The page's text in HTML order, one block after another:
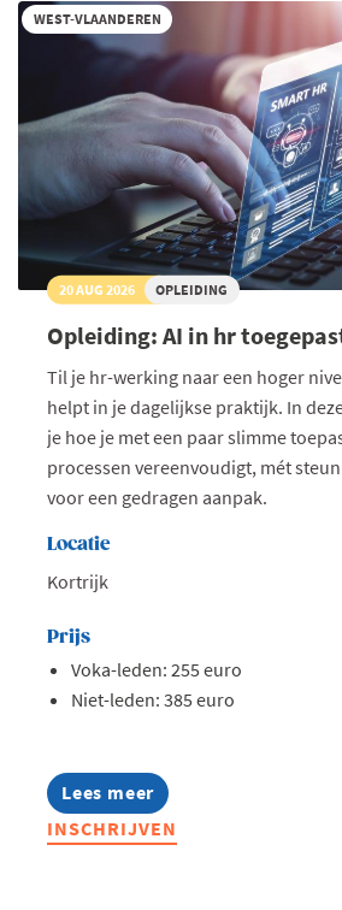
WEST-VLAANDEREN
20 AUG 2026 OPLEIDING
Opleiding: AI in hr
Til je hr-werking naar een hoger
helpt in je dagelijkse praktijk. In
je hoe je met een paar slimme
processen vereenvoudigt, mét
voor een gedragen aanpak.
Locatie
Kortrijk
Prijs
Voka-leden: 255 euro
Niet-leden: 385 euro
Lees meer
about
Opleiding:
AI
INSCHRIJVEN